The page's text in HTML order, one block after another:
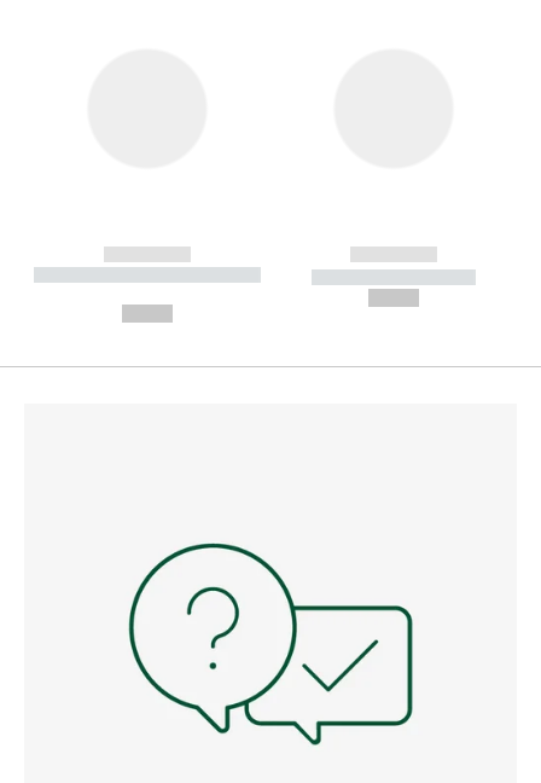
------------
----------- ----------- --------
------------
----------- -----------